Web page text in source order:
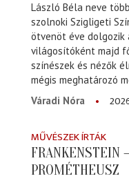
László Béla neve
szolnoki Szigligeti
ötvenöt éve dolgozik
világosítóként majd
színészek és nézők
mégis meghatározó
Váradi Nóra
MŰVÉSZEK ÍRTÁK
FRANKENSTEIN
PROMÉTHEUSZ